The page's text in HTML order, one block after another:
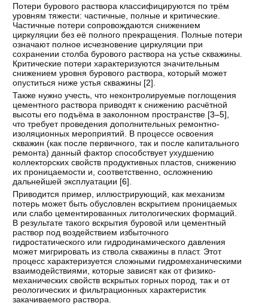
Потери бурового раствора классифицируются по трём
уровням тяжести: частичные, полные и критические.
Частичные потери сопровождаются снижением
циркуляции без её полного прекращения. Полные потери
означают полное исчезновение циркуляции при
сохранении столба бурового раствора на устье скважины.
Критические потери характеризуются значительным
снижением уровня бурового раствора, который может
опуститься ниже устья скважины [2].
Также нужно учесть, что неконтролируемые поглощения
цементного раствора приводят к снижению расчётной
высоты его подъёма в заколонном пространстве [3–5],
что требует проведения дополнительных ремонтно-
изоляционных мероприятий. В процессе освоения
скважин (как после первичного, так и после капитального
ремонта) данный фактор способствует ухудшению
коллекторских свойств продуктивных пластов, снижению
их проницаемости и, соответственно, осложнению
дальнейшей эксплуатации [6].
Приводится пример, иллюстрирующий, как механизм
потерь может быть обусловлен вскрытием проницаемых
или слабо цементированных литологических формаций.
В результате такого вскрытия буровой или цементный
раствор под воздействием избыточного
гидростатического или гидродинамического давления
может мигрировать из ствола скважины в пласт. Этот
процесс характеризуется сложными гидромеханическими
взаимодействиями, которые зависят как от физико-
механических свойств вскрытых горных пород, так и от
реологических и фильтрационных характеристик
закачиваемого раствора.